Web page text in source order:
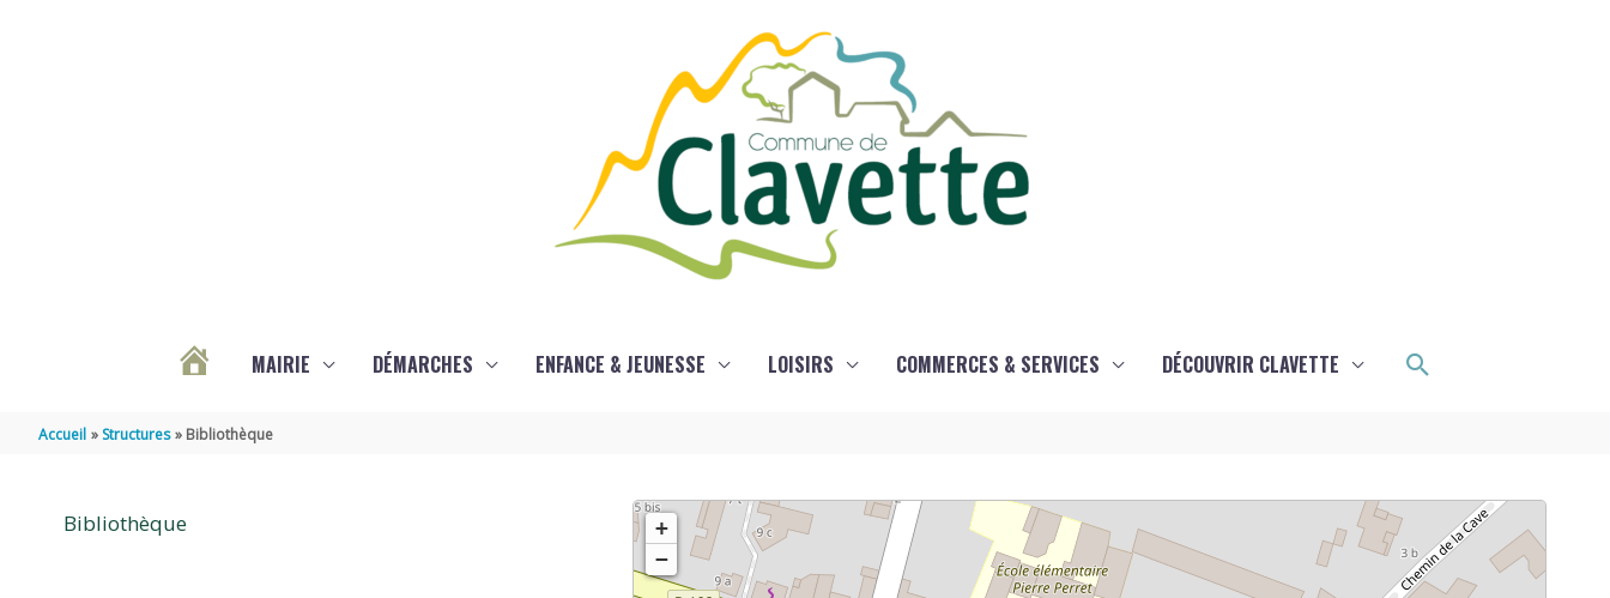
MAIRIE DÉMARCHES ENFANCE & JEUNESSE LOISIRS COMMERCES & SERVICES DÉCOUVRIR CLAVETTE Rechercher
Accueil Structures Bibliothèque
Bibliothèque
+
−